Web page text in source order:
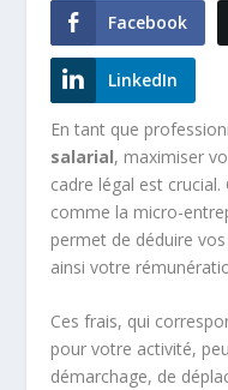
Facebook
LinkedIn
En tant que
salarial, maximiser
cadre légal est
comme la micro-
permet de déduire
ainsi votre
Ces frais, qui
pour votre activité,
démarchage, de